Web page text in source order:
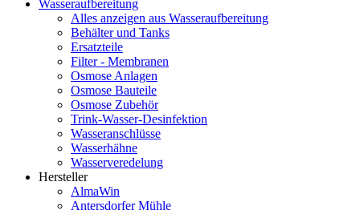
Wasseraufbereitung
Alles anzeigen aus Wasseraufbereitung
Behälter und Tanks
Ersatzteile
Filter - Membranen
Osmose Anlagen
Osmose Bauteile
Osmose Zubehör
Trink-Wasser-Desinfektion
Wasseranschlüsse
Wasserhähne
Wasserveredelung
Hersteller
AlmaWin
Antersdorfer Mühle